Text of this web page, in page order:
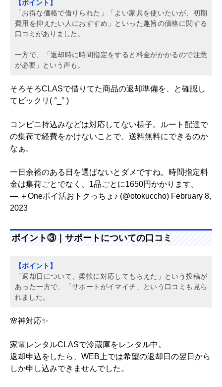
【ポイント】
「お得な価格で借りられた」「よい家具を使いたいが、初期
費用を抑えたい人におすすめ」といった趣旨の価格に関する
口コミがありました。
一方で、「返却時に時間指定をすると料金がかかるので注意
が必要」という声も。
そろそろCLASで借りてた商品の返却準備を、と確認し
てビックリ( °_° )
コンビニ持込みなどは対応してない様子。ルート配達で
の集荷で経費をかけないことで、送料無料にできるのか
なぁ。
一日余裕のある日を選ばないとダメですね。時間指定料
金は集荷ごとでなく、1品ごとに1650円かかります。
— ＋Oneポイ活おトクっちょ♪ (@otokuccho) February 8,
2023
ポイント③｜サポートについての口コミ
【ポイント】
「返却日について、柔軟に対応してもらえた」という投稿が
あった一方で、「サポートがイマイチ」という口コミも見ら
れました。
🌸神対応✨
家電レンタルCLASで冷蔵庫をレンタル中。
返却申込をしたら、WEB上では希望の返却日の翌日から
しか申し込みできませんでした。